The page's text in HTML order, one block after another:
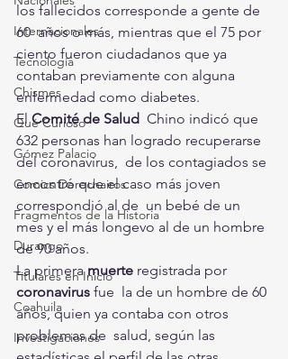
Internacionales
Tecnología
Chismes
Qué Curioso
Gómez Palacio
Comics Derechairos
Fragmentos de la Historia
Durango
Titulares en Inicio
Coahuila
Investigaciones
los fallecidos corresponde a gente de
60  años o más, mientras que el 75 por
ciento fueron ciudadanos que ya
contaban previamente con alguna
enfermedad como diabetes.
El Comité de Salud
  Chino indicó que
632 personas han logrado recuperarse
del coronavirus,  de los contagiados se
encontró que el caso más joven
correspondió al de  un bebé de un
mes y el más longevo al de un hombre
de 90 años.
La primera muerte registrada por
coronavirus fue  la de un hombre de 60
años, quien ya contaba con otros
problemas de  salud, según las